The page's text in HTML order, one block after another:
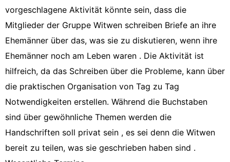
vorgeschlagene Aktivität könnte sein, dass die
Mitglieder der Gruppe Witwen schreiben Briefe an ihre
Ehemänner über das, was sie zu diskutieren, wenn ihre
Ehemänner noch am Leben waren . Die Aktivität ist
hilfreich, da das Schreiben über die Probleme, kann über
die praktischen Organisation von Tag zu Tag
Notwendigkeiten erstellen. Während die Buchstaben
sind über gewöhnliche Themen werden die
Handschriften soll privat sein , es sei denn die Witwen
bereit zu teilen, was sie geschrieben haben sind .